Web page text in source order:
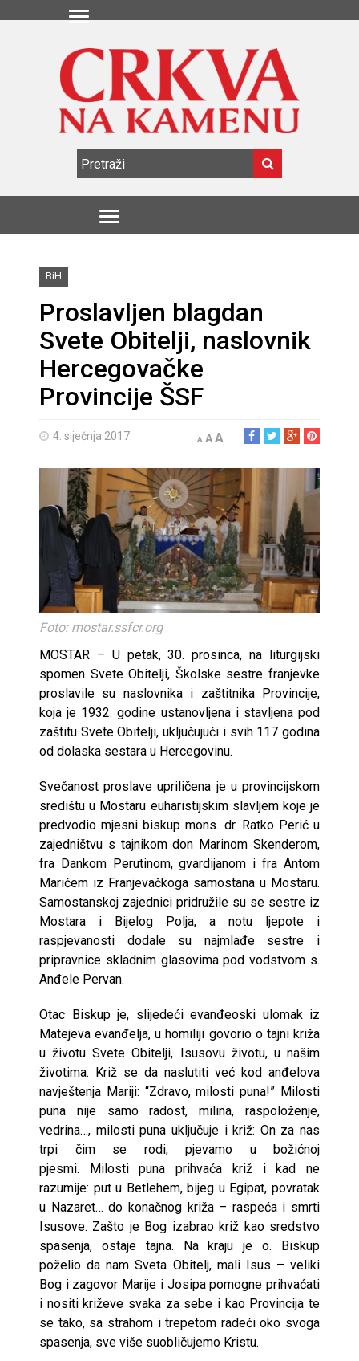
BiH
Proslavljen blagdan
Svete Obitelji, naslovnik
Hercegovačke
Provincije ŠSF
4. siječnja 2017. A AA
Foto: mostar.ssfcr.org
MOSTAR – U petak, 30. prosinca, na liturgijski
spomen Svete Obitelji, Školske sestre franjevke
proslavile su naslovnika i zaštitnika Provincije,
koja je 1932. godine ustanovljena i stavljena pod
zaštitu Svete Obitelji, uključujući i svih 117 godina
od dolaska sestara u Hercegovinu.
Svečanost proslave upriličena je u provincijskom
središtu u Mostaru euharistijskim slavljem koje je
predvodio mjesni biskup mons. dr. Ratko Perić u
zajedništvu s tajnikom don Marinom Skenderom,
fra Dankom Perutinom, gvardijanom i fra Antom
Marićem iz Franjevačkoga samostana u Mostaru.
Samostanskoj zajednici pridružile su se sestre iz
Mostara i Bijelog Polja, a notu ljepote i
raspjevanosti dodale su najmlađe sestre i
pripravnice skladnim glasovima pod vodstvom s.
Anđele Pervan.
Otac Biskup je, slijedeći evanđeoski ulomak iz
Matejeva evanđelja, u homiliji govorio o tajni križa
u životu Svete Obitelji, Isusovu životu, u našim
životima. Križ se da naslutiti već kod anđelova
navještenja Mariji: “Zdravo, milosti puna!” Milosti
puna nije samo radost, milina, raspoloženje,
vedrina…, milosti puna uključuje i križ: On za nas
trpi čim se rodi, pjevamo u božićnoj
pjesmi. Milosti puna prihvaća križ i kad ne
razumije: put u Betlehem, bijeg u Egipat, povratak
u Nazaret… do konačnog križa – raspeća i smrti
Isusove. Zašto je Bog izabrao križ kao sredstvo
spasenja, ostaje tajna. Na kraju je o. Biskup
poželio da nam Sveta Obitelj, mali Isus – veliki
Bog i zagovor Marije i Josipa pomogne prihvaćati
i nositi križeve svaka za sebe i kao Provincija te
se tako, sa strahom i trepetom radeći oko svoga
spasenja, sve više suobličujemo Kristu.